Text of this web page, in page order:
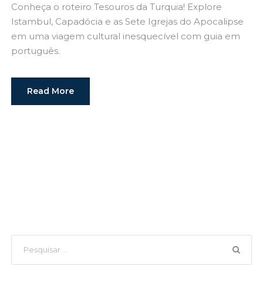
Conheça o roteiro Tesouros da Turquia! Explore
Istambul, Capadócia e as Sete Igrejas do Apocalipse
em uma viagem cultural inesquecível com guia em
português.
Read More